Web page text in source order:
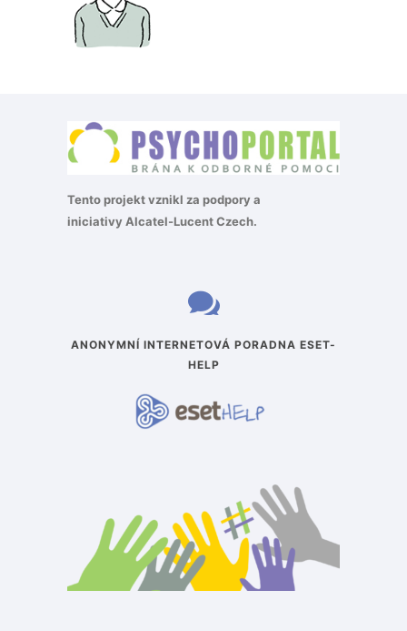
Tento projekt vznikl za podpory a
iniciativyAlcatel-Lucent Czech.
ANONYMNÍ INTERNETOVÁ PORADNA ESET-
HELP